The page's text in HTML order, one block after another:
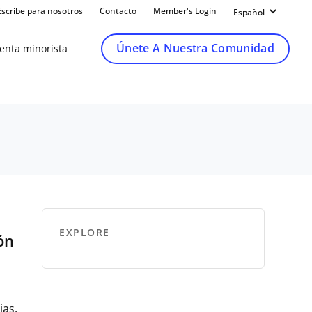
para nosotros Contacto Member's Login
minorista Únete A Nuestra Comunidad
EXPLORE